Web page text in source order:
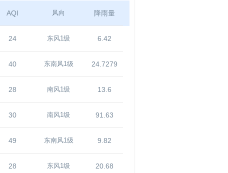
AQI 风向 降雨量
24 东风1级 6.42
40 东南风1级 24.7279
28 南风1级 13.6
30 南风1级 91.63
49 东南风1级 9.82
28 东风1级 20.68